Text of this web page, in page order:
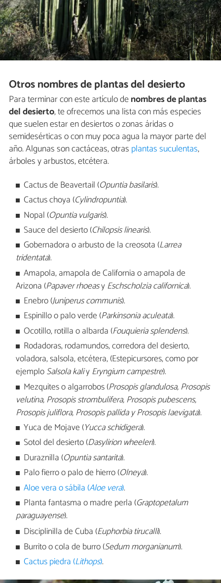
Otros nombres de plantas del desierto
Para terminar con este artículo denombres de plantas
del desierto, te ofrecemos una lista con más especies
que suelen estar en desiertos o zonas áridas o
semidesérticas o con muy poca agua la mayor parte del
año. Algunas son cactáceas, otras plantas suculentas,
árboles y arbustos, etcétera.
Cactus de Beavertail (Opuntia basilaris).
Cactus choya (Cylindropuntia).
Nopal (Opuntia vulgaris).
Sauce del desierto (Chilopsis linearis).
Gobernadora o arbusto de la creosota (Larrea
tridentata).
Amapola, amapola de California o amapola de
Arizona (Papaver rhoeasyEschscholzia californica).
Enebro (Juniperus communis).
Espinillo o palo verde (Parkinsonia aculeata).
Ocotillo, rotilla o albarda (Fouquieria splendens).
Rodadoras, rodamundos, corredora del desierto,
voladora, salsola, etcétera, (Estepicursores, como por
ejemploSalsola kaliyEryngium campestre).
Mezquites o algarrobos (Prosopis glandulosa, Prosopis
velutina, Prosopis strombulifera, Prosopis pubescens,
Prosopis juliflora, Prosopis pallida y Prosopis laevigata).
Yuca de Mojave (Yucca schidigera).
Sotol del desierto (Dasylirion wheeleri).
Duraznilla (Opuntia santarita).
Palo fierro o palo de hierro (Olneya).
Aloe vera o sábila (Aloe vera).
Planta fantasma o madre perla (Graptopetalum
paraguayense).
Disciplinilla de Cuba ​ (Euphorbia tirucalli).
Burrito o cola de burro (Sedum morganianum).
Cactus piedra (Lithops).